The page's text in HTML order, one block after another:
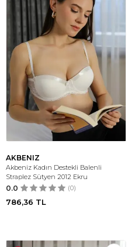
AKBENIZ
Akbeniz Kadın Destekli Balenli
Straplez Sütyen 2012 Ekru
0.0 (0)
786,36 TL